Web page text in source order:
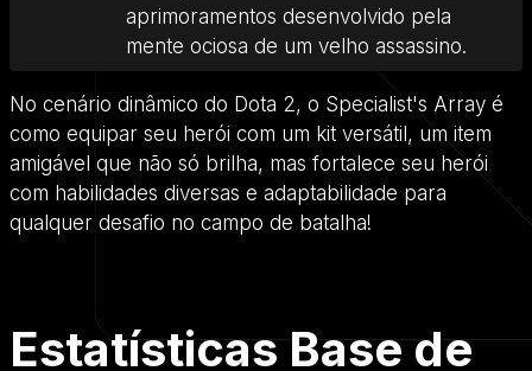
aprimoramentos desenvolvido pela
mente ociosa de um velho assassino.
No cenário dinâmico do Dota 2, o Specialist's Array é
como equipar seu herói com um kit versátil, um item
amigável que não só brilha, mas fortalece seu herói
com habilidades diversas e adaptabilidade para
qualquer desafio no campo de batalha!
Estatísticas Base de